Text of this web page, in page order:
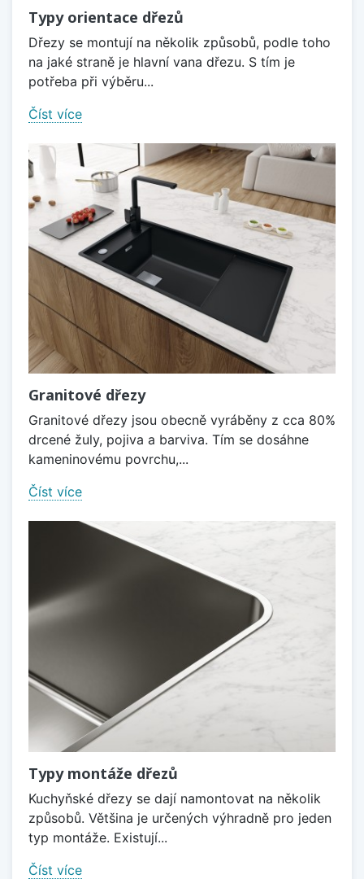
Typy orientace dřezů
Dřezy se montují na několik způsobů, podle toho
na jaké straně je hlavní vana dřezu. S tím je
potřeba při výběru...
Číst více
Granitové dřezy
Granitové dřezy jsou obecně vyráběny z cca 80%
drcené žuly, pojiva a barviva. Tím se dosáhne
kameninovému povrchu,...
Číst více
Typy montáže dřezů
Kuchyňské dřezy se dají namontovat na několik
způsobů. Většina je určených výhradně pro jeden
typ montáže. Existují...
Číst více